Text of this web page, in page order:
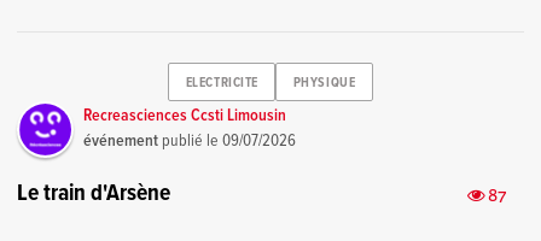
ELECTRICITE PHYSIQUE
Recreasciences Ccsti Limousin
événement publié le09/07/2026
87
Le train d'Arsène